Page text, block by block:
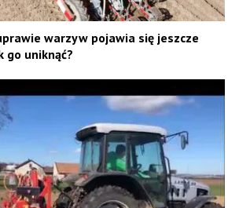
warzyw pojawia się jeszcze
go uniknąć?